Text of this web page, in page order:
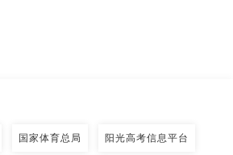
国家体育总局 阳光高考信息平台